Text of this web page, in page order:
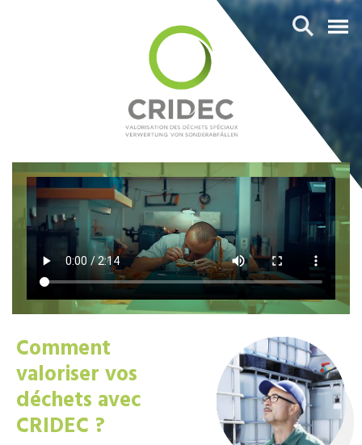
Comment
valoriser vos
déchets avec
CRIDEC ?